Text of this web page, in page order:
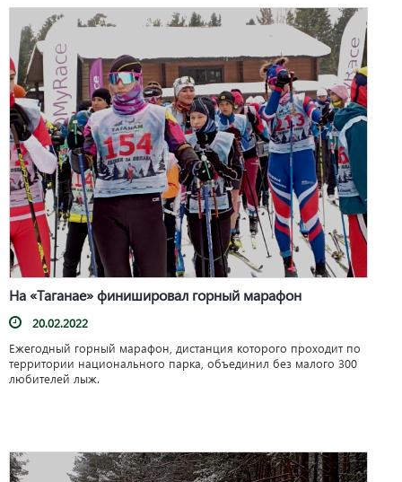
На «Таганае» финишировал горный марафон
20.02.2022
Ежегодный горный марафон, дистанция которого проходит по
территории национального парка, объединил без малого 300
любителей лыж.